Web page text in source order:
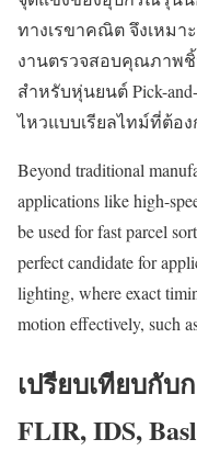
ทางเรขาคณิต จึงเหมา
งานตรวจสอบคุณภาพชิ้
สำหรับหุ่นยนต์ Pick-
ไหวแบบเรียลไทม์ที่ต้อ
Beyond traditional
applications like high-
be used for fast parcel
perfect candidate for
lighting, where exact
motion effectively, such
เปรียบเทียบกับ
FLIR, IDS,